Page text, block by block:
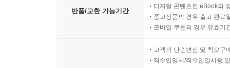
반품/교환 가능기간
디지털 콘텐츠인 eBook의
중고상품의 경우 출고 완료
모바일 쿠폰의 경우 유효기
고객의 단순변심 및 착오구
직수입양서/직수입일서중